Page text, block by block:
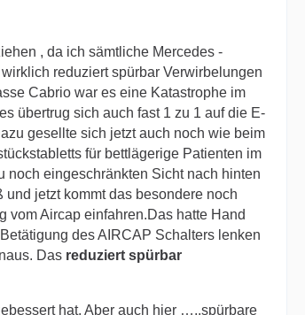
nicht so viel aus.
beiden ist es konventionell mit
abenteuerlich, das Fahrgefühl erinnert
nach ausgerollt wird.
diskutiert wie über den
, da ich sämtliche Mercedes -
reduziert spürbar Verwirbelungen
Cabrio war es eine Katastrophe im
übertrug sich auch fast 1 zu 1 auf die E-
gesellte sich jetzt auch noch wie beim
für bettlägerige Patienten im
noch eingeschränkten Sicht nach hinten
jetzt kommt das besondere noch
vom Aircap einfahren.Das hatte Hand
des AIRCAP Schalters lenken
Das reduziert spürbar
hat. Aber auch hier …..spürbare